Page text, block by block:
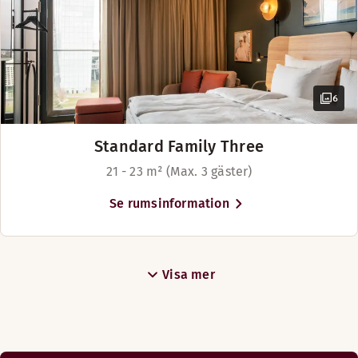
6
Standard Family Three
21 - 23 m² (Max. 3 gäster)
Se rumsinformation
Visa mer
minuter, och till Frankfurts
centralstation (Hauptbahnhof) på
bara 22 minuter.